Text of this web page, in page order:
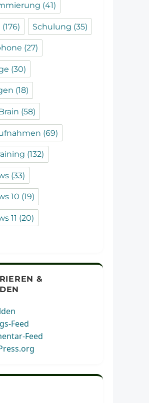
(41)
(176) Schulung (35)
(27)
(30)
(18)
(58)
(69)
(132)
(33)
10 (19)
11 (20)
&
Feed
Feed